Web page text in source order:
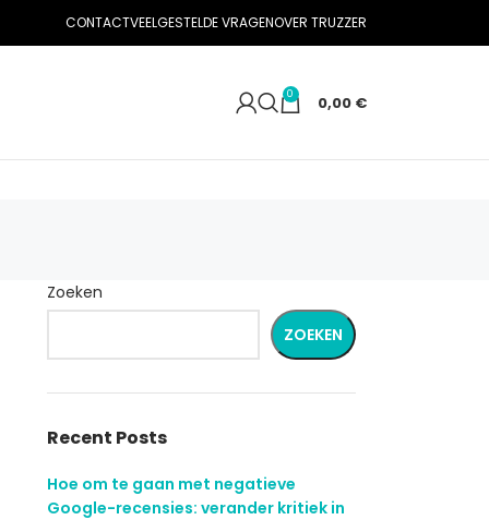
CONTACTVEELGESTELDE VRAGENOVER TRUZZER
0 0,00 €
Zoeken
ZOEKEN
Recent Posts
Hoe om te gaan met negatieve
Google-recensies: verander kritiek in